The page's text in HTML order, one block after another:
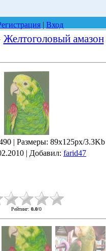
| Вход
Желтоголовый амазон
| Размеры: 89x125px/3.3Kb
| Добавил: farid47
Рейтинг: 0.0/0